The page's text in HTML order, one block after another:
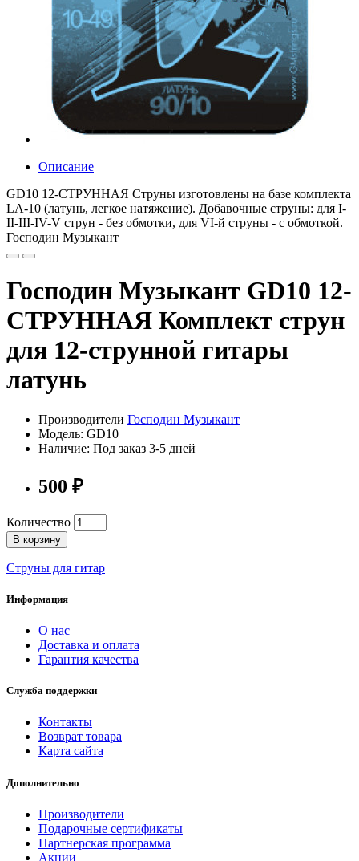
Описание
GD10 12-СТРУННАЯ Струны изготовлены на базе комплекта
LA-10 (латунь, легкое натяжение). Добавочные струны: для I-
II-III-IV-V струн - без обмотки, для VI-й струны - с обмоткой.
Господин Музыкант
Господин Музыкант GD10 12-
СТРУННАЯ Комплект струн
для 12-струнной гитары
латунь
Производители Господин Музыкант
Модель: GD10
Наличие: Под заказ 3-5 дней
500 ₽
Количество
В корзину
Струны для гитар
Информация
О нас
Доставка и оплата
Гарантия качества
Служба поддержки
Контакты
Возврат товара
Карта сайта
Дополнительно
Производители
Подарочные сертификаты
Партнерская программа
Акции